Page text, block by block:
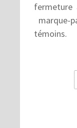
fermeture
marque-
témoins.